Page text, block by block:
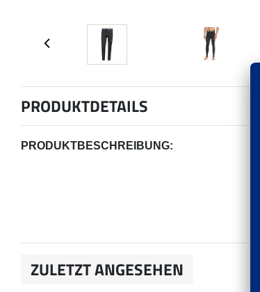
PRODUKTDETAILS
PRODUKTBESCHREIBUNG:
ZULETZT ANGESEHEN